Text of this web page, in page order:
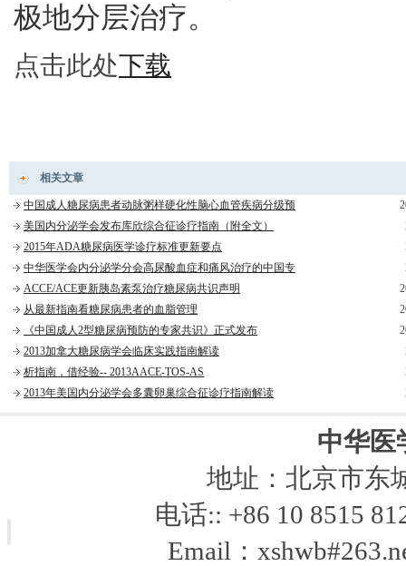
极地分层治疗。
点击此处下载
相关文章
中国成人糖尿病患者动脉粥样硬化性脑心血管疾病分级预
美国内分泌学会发布库欣综合征诊疗指南（附全文）
2015年ADA糖尿病医学诊疗标准更新要点
中华医学会内分泌学分会高尿酸血症和痛风治疗的中国专
ACCE/ACE更新胰岛素泵治疗糖尿病共识声明
从最新指南看糖尿病患者的血脂管理
《中国成人2型糖尿病预防的专家共识》正式发布
2013加拿大糖尿病学会临床实践指南解读
析指南，借经验-- 2013AACE-TOS-AS
2013年美国内分泌学会多囊卵巢综合征诊疗指南解读
中华医
地址：北京市东
电话:: +86 10 8515
Email：